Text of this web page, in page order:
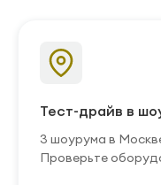
Тест-драйв в
3 шоурума в
Проверьте